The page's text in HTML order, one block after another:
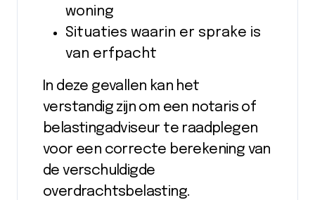
woning
Situaties waarin er sprake is
van erfpacht
In deze gevallen kan het
verstandig zijn om een notaris of
belastingadviseur te raadplegen
voor een correcte berekening van
de verschuldigde
overdrachtsbelasting.